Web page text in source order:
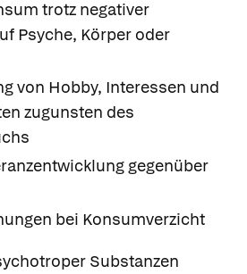
trotz negativer
Psyche, Körper oder
von Hobby, Interessen und
zugunsten des
gegenüber
bei Konsumverzicht
Substanzen